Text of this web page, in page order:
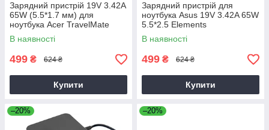
Зарядний пристрій 19V 3.42A
65W (5.5*1.7 мм) для
ноутбука Acer TravelMate
P2510-G2-M
В наявності
499 ₴ 624 ₴
Купити
Зарядний пристрій для
ноутбука Asus 19V 3.42A 65W
5.5*2.5 Elements
В наявності
499 ₴ 624 ₴
Купити
–20% –20%